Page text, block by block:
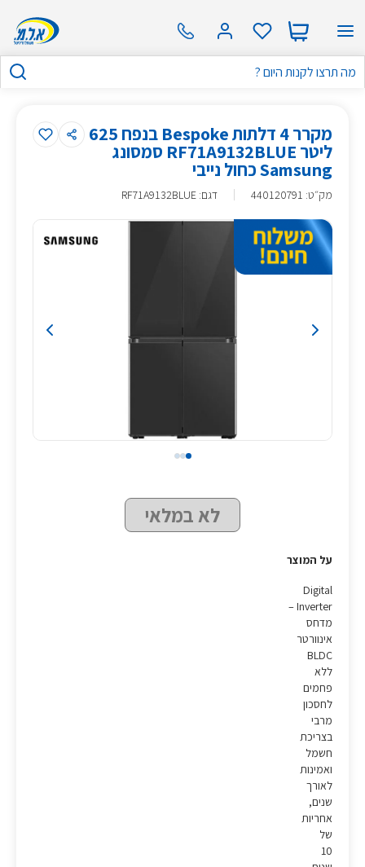
מקרר 4 דלתות Bespoke בנפח 625
ליטר RF71A9132BLUE סמסונג
Samsung כחול נייבי
מק״ט:
440120791 דגם: RF71A9132BLUE
לא במלאי
על המוצר
Digital
Inverter –
מדחס
אינוורטר
BLDC
ללא
פחמים
לחסכון
מרבי
בצריכת
חשמל
ואמינות
לאורך
שנים,
אחריות
של
10